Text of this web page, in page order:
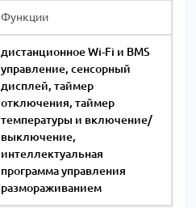
Функции
дистанционное Wi-Fi и BMS
управление, сенсорный
дисплей, таймер
отключения, таймер
температуры и включение/
выключение,
интеллектуальная
программа управления
размораживанием